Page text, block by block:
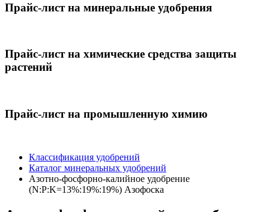
Прайс-лист на минеральные удобрения
Прайс-лист на химические средства защиты
растений
Прайс-лист на промышленную химию
Классификация удобрений
Каталог минеральных удобрений
Азотно-фосфорно-калийное удобрение
(N:P:K=13%:19%:19%) Азофоска